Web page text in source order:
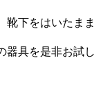
靴下をはいたまま
器具を是非お試し